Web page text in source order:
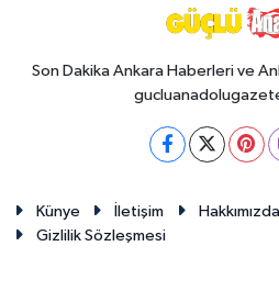
Son Dakika Ankara Haberleri ve
Künye İletişim Hakkımızda
Gizlilik Sözleşmesi